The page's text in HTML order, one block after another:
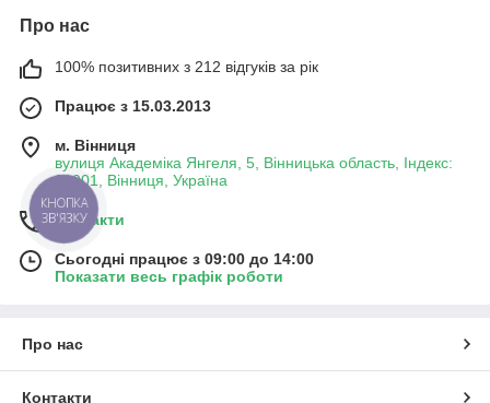
Про нас
100% позитивних з 212 відгуків за рік
Працює з 15.03.2013
м. Вінниця
вулиця Академіка Янгеля, 5, Вінницька область, Індекс:
21001, Вінниця, Україна
Контакти
Сьогодні працює з 09:00 до 14:00
Показати весь графік роботи
Про нас
Контакти
КНОПКА
ЗВ'ЯЗКУ